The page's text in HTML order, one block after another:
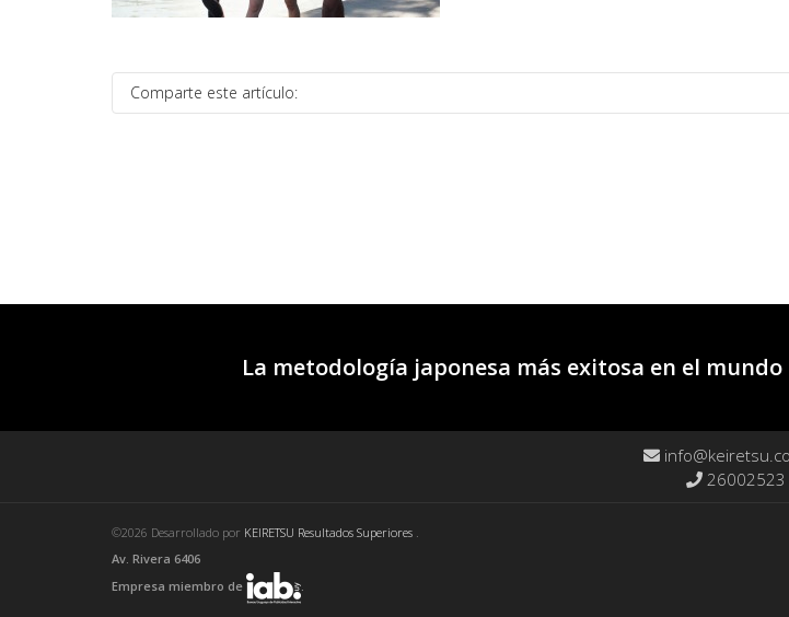
Comparte este artículo:
La metodología japonesa más exitosa en el
26002523
©2026 Desarrollado por KEIRETSU Resultados Superiores .
Av. Rivera 6406
Empresa miembro de
.